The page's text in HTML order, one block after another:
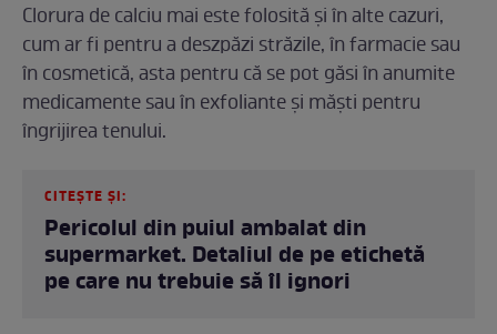
Clorura de calciu mai este folosită și în alte cazuri,
cum ar fi pentru a deszpăzi străzile, în farmacie sau
în cosmetică, asta pentru că se pot găsi în anumite
medicamente sau în exfoliante și măști pentru
îngrijirea tenului.
CITEȘTE ȘI:
Pericolul din puiul ambalat din
supermarket. Detaliul de pe etichetă
pe care nu trebuie să îl ignori